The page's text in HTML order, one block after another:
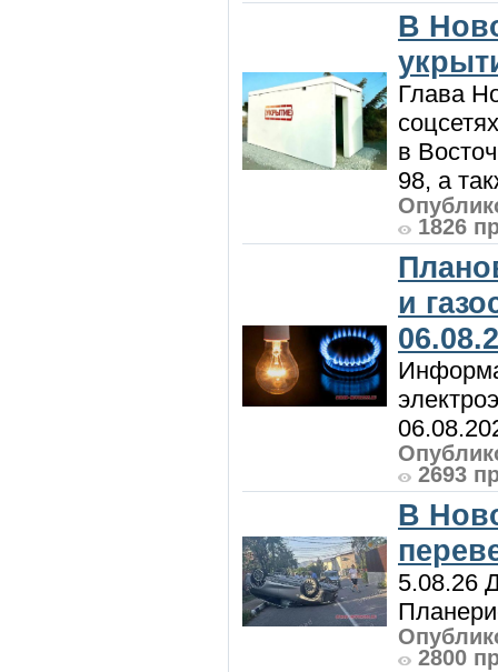
В
Глава
в
98, а
1826
и
2693
В
5.08.26
2800